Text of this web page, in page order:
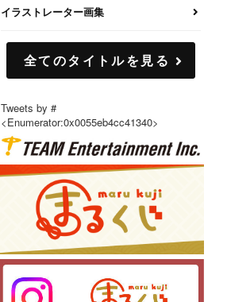
イラストレーター画集
全てのタイトルを見る
Tweets by #
<Enumerator:0x0055eb4cc41340>